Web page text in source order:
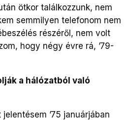
ötkor találkozzunk, nem
semmilyen telefonom nem
részéről, nem volt
hogy négy évre rá, ’79-
a hálózatból való
’75 januárjában